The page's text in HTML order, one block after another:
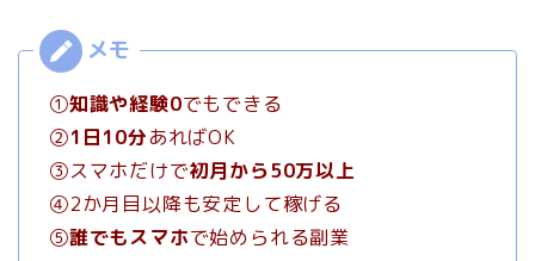
①知識や経験0でもできる
②1日10分あればOK
③スマホだけで初月から50万以上
④2か月目以降も安定して稼げる
⑤誰でもスマホで始められる副業